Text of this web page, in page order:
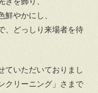
鮮やかにし、
、どっしり来場者を待
ていただいておりまし
クリーニング」さまで